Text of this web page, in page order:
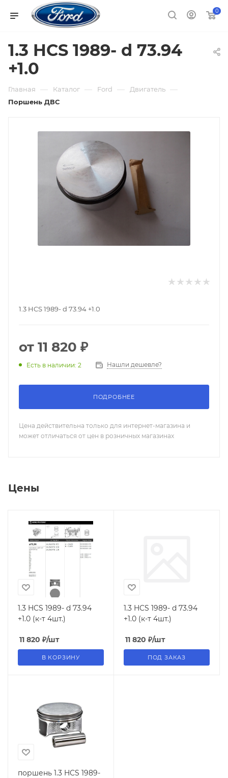
0
1.3 HCS 1989- d 73.94
+1.0
Главная — Каталог — Ford — Двигатель —
Поршень ДВС
1.3 HCS 1989- d 73.94 +1.0
от 11 820 ₽
Есть в наличии: 2 Нашли дешевле?
ПОДРОБНЕЕ
Цена действительна только для интернет-магазина и
может отличаться от цен в розничных магазинах
Цены
1.3 HCS 1989- d 73.94
+1.0 (к-т 4шт.)
11 820 ₽/шт
В КОРЗИНУ
1.3 HCS 1989- d 73.94
+1.0 (к-т 4шт.)
11 820 ₽/шт
ПОД ЗАКАЗ
поршень 1.3 HCS 1989-